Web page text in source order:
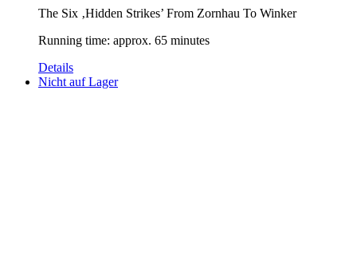
The Six ‚Hidden Strikes’ From Zornhau To Winker
Running time: approx. 65 minutes
Details
Nicht auf Lager